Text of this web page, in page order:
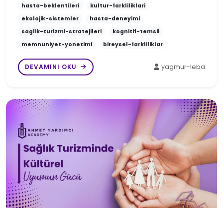
hasta-beklentileri
kultur-farkliliklari
ekolojik-sistemler
hasta-deneyimi
saglik-turizmi-stratejileri
kognitif-temsil
memnuniyet-yonetimi
bireysel-farkliliklar
DEVAMINI OKU yagmur-leba